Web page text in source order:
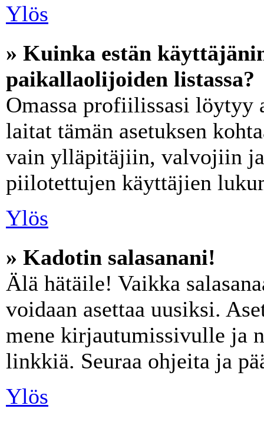
Ylös
» Kuinka estän
paikallaolijoiden listassa?
Omassa profiilissasi löytyy
laitat tämän asetuksen
vain ylläpitäjiin, valvojiin
piilotettujen käyttäjien
Ylös
» Kadotin salasanani!
Älä hätäile! Vaikka
voidaan asettaa uusiksi.
mene kirjautumissivulle ja
linkkiä. Seuraa ohjeita ja
Ylös